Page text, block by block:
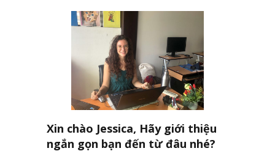
Xin chào Jessica, Hãy giới thiệu
ngắn gọn bạn đến từ đâu nhé?